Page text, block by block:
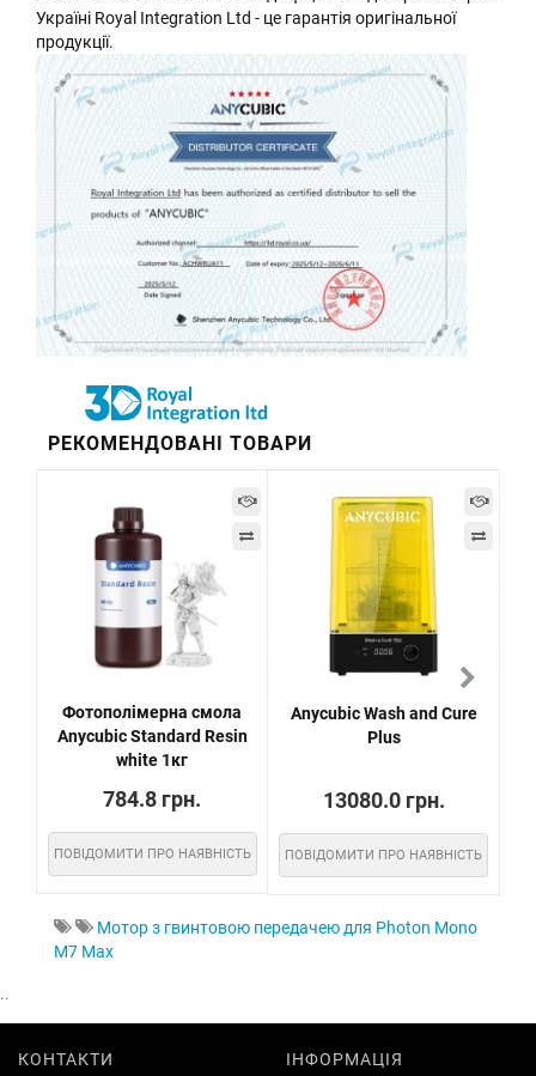
Україні Royal Integration Ltd - це гарантія оригінальної
продукції.
РЕКОМЕНДОВАНІ ТОВАРИ
Фотополімерна смола
Anycubic Standard Resin
white 1кг
784.8 грн.
ПОВІДОМИТИ ПРО НАЯВНІСТЬ
Anycubic Wash and Cure
Plus
13080.0 грн.
ПОВІДОМИТИ ПРО НАЯВНІСТЬ
Мотор з гвинтовою передачею для Photon Mono
M7 Max
..
КОНТАКТИ ІНФОРМАЦІЯ